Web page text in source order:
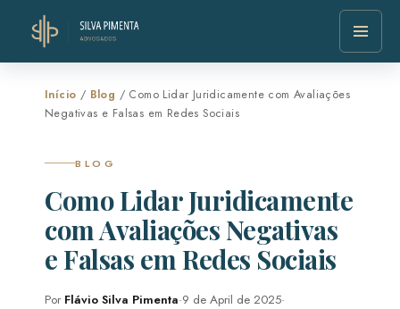
Início / Blog / Como Lidar Juridicamente com Avaliações
Negativas e Falsas em Redes Sociais
BLOG
Como Lidar Juridicamente
com Avaliações Negativas
e Falsas em Redes Sociais
Por Flávio Silva Pimenta·9 de April de 2025·